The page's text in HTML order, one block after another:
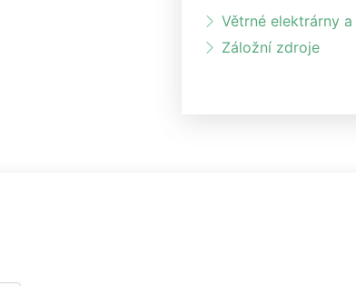
Větrné elektrárny
Záložní zdroje